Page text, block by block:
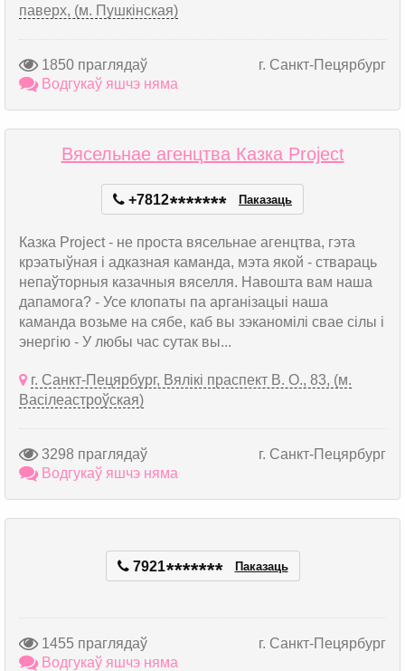
паверх, (м. Пушкінская)
1850 праглядаў
г. Санкт-Пецярбург
Водгукаў яшчэ няма
Вясельнае агенцтва Казка Project
+7812******* Паказаць
Казка Project - не проста вясельнае агенцтва, гэта
крэатыўная і адказная каманда, мэта якой - ствараць
непаўторныя казачныя вяселля. Навошта вам наша
дапамога? - Усе клопаты па арганізацыі наша
каманда возьме на сябе, каб вы зэканомілі свае сілы і
энергію - У любы час сутак вы...
г. Санкт-Пецярбург, Вялікі праспект В. О., 83, (м.
Васілеастроўская)
3298 праглядаў
г. Санкт-Пецярбург
Водгукаў яшчэ няма
7921******* Паказаць
1455 праглядаў
г. Санкт-Пецярбург
Водгукаў яшчэ няма